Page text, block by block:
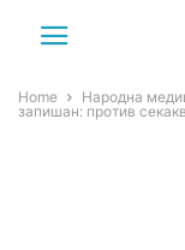
Home Народна
запишан: против